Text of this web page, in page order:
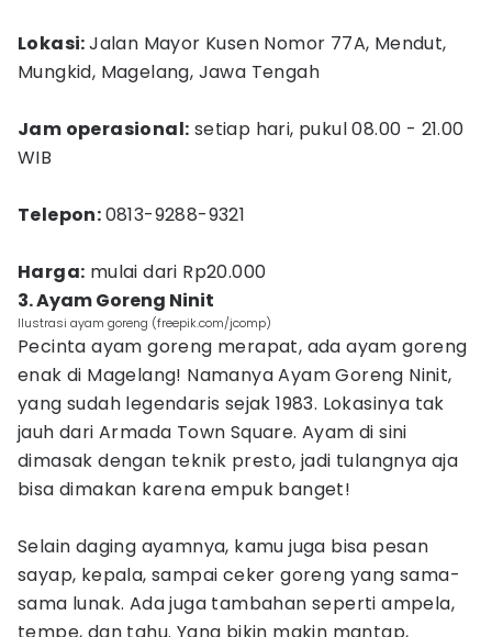
Lokasi:Jalan Mayor Kusen Nomor 77A, Mendut,
Mungkid, Magelang, Jawa Tengah
Jam operasional: setiap hari, pukul 08.00 - 21.00
WIB
Telepon:0813-9288-9321
Harga: mulai dari Rp20.000
3. Ayam Goreng Ninit
Ilustrasi ayam goreng (freepik.com/jcomp)
Pecinta ayam goreng merapat, ada ayam goreng
enak di Magelang! Namanya Ayam Goreng Ninit,
yang sudah legendaris sejak 1983. Lokasinya tak
jauh dari Armada Town Square. Ayam di sini
dimasak dengan teknik presto, jadi tulangnya aja
bisa dimakan karena empuk banget!
Selain daging ayamnya, kamu juga bisa pesan
sayap, kepala, sampai ceker goreng yang sama-
sama lunak. Ada juga tambahan seperti ampela,